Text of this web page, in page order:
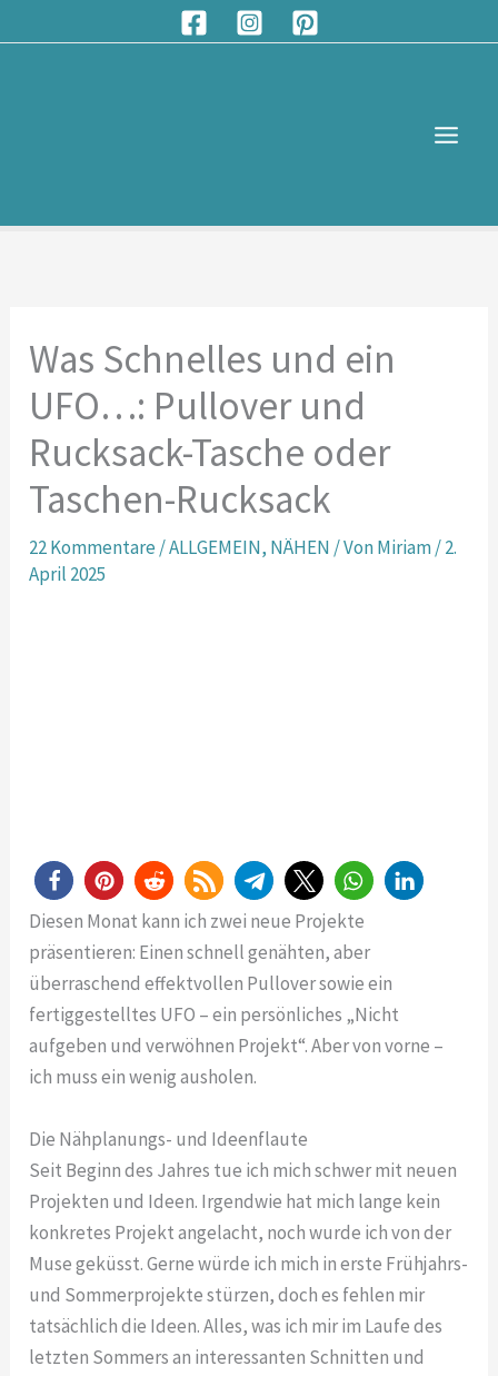
Inhalt
Was Schnelles und ein
UFO…: Pullover und
Rucksack-Tasche oder
Taschen-Rucksack
22 Kommentare /ALLGEMEIN, NÄHEN / VonMiriam/2.
April 2025
Diesen Monat kann ich zwei neue Projekte
präsentieren: Einen schnell genähten, aber
überraschend effektvollen Pullover sowie ein
fertiggestelltes UFO – ein persönliches „Nicht
aufgeben und verwöhnen Projekt“. Aber von vorne –
ich muss ein wenig ausholen.
Die Nähplanungs- und Ideenflaute
Seit Beginn des Jahres tue ich mich schwer mit neuen
Projekten und Ideen. Irgendwie hat mich lange kein
konkretes Projekt angelacht, noch wurde ich von der
Muse geküsst. Gerne würde ich mich in erste Frühjahrs-
und Sommerprojekte stürzen, doch es fehlen mir
tatsächlich die Ideen. Alles, was ich mir im Laufe des
letzten Sommers an interessanten Schnitten und